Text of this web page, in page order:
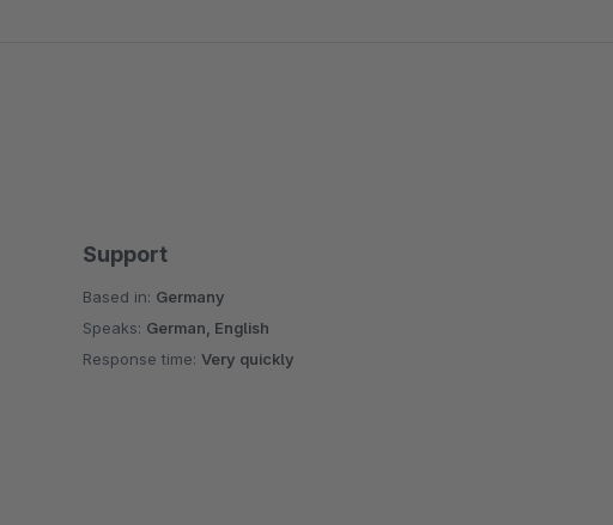
Support
Based in: Germany
Speaks: German, English
Response time:Very quickly